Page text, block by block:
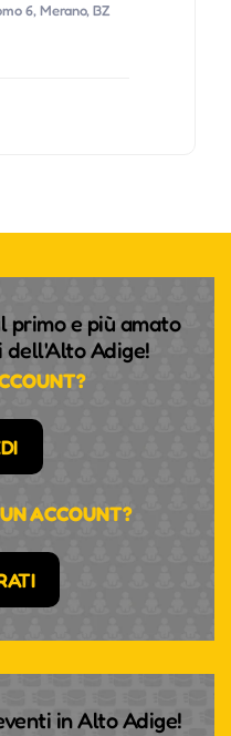
6, Merano, BZ
primo e più amato
dell'Alto Adige!
ACCOUNT?
in Alto Adige!